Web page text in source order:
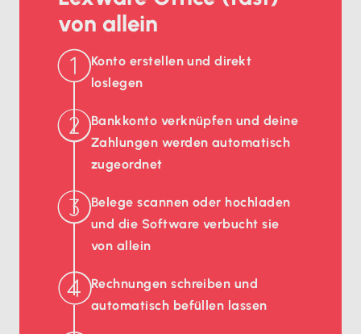
von allein
Konto erstellen und direkt
loslegen
Bankkonto verknüpfen und deine
Zahlungen werden automatisch
zugeordnet
Belege scannen oder hochladen
und die Software verbucht sie
von allein
Rechnungen schreiben und
automatisch befüllen lassen